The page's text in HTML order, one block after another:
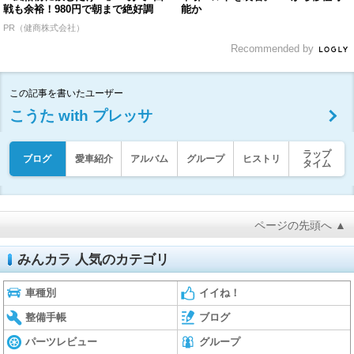
戦も余裕！980円で朝まで絶好調
PR（健商株式会社）
能か
Recommended by
この記事を書いたユーザー
こうた with プレッサ
ブログ 愛車紹介 アルバム グループ ヒストリ
ラップ
タイム
ページの先頭へ ▲
みんカラ 人気のカテゴリ
車種別 イイね！
整備手帳 ブログ
パーツレビュー グループ